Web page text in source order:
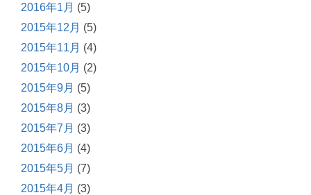
2016年1月 (5)
2015年12月 (5)
2015年11月 (4)
2015年10月 (2)
2015年9月 (5)
2015年8月 (3)
2015年7月 (3)
2015年6月 (4)
2015年5月 (7)
2015年4月 (3)